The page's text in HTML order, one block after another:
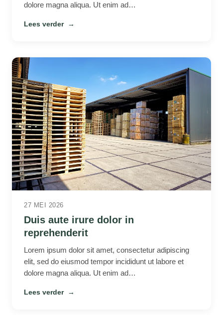
dolore magna aliqua. Ut enim ad…
Lees verder →
27 MEI 2026
Duis aute irure dolor in
reprehenderit
Lorem ipsum dolor sit amet, consectetur adipiscing
elit, sed do eiusmod tempor incididunt ut labore et
dolore magna aliqua. Ut enim ad…
Lees verder →